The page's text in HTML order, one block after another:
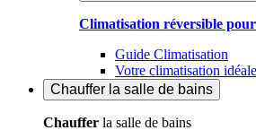
Climatisation réversible
Guide Climatisation
Votre climatisation
Chauffer la salle de bains
Chauffer la salle de bains